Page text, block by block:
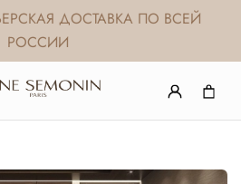
ДОСТАВКА ПО ВСЕЙ
РОССИИ